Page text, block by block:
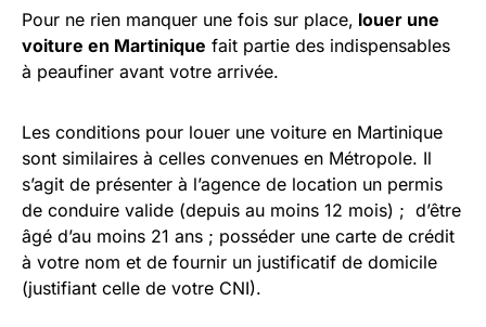
Pour ne rien manquer une fois sur place, louer une
voiture en Martinique fait partie des indispensables
à peaufiner avant votre arrivée.
Les conditions pour louer une voiture en Martinique
sont similaires à celles convenues en Métropole. Il
s’agit de présenter à l’agence de location un permis
de conduire valide (depuis au moins 12 mois) ; d’être
âgé d’au moins 21 ans ; posséder une carte de crédit
à votre nom et de fournir un justificatif de domicile
(justifiant celle de votre CNI).